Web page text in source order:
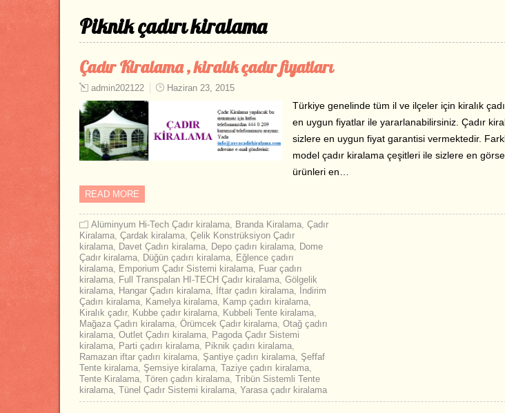
Piknik çadırı kiralama
Çadır Kiralama , kiralık çadır fiyatları
admin202122 Haziran 23, 2015
Türkiye genelinde tüm il ve ilçeler için kiralık
en uygun fiyatlar ile yararlanabilirsiniz. Çadır
sizlere en uygun fiyat garantisi vermektedir.
model çadır kiralama çeşitleri ile sizlere en
ürünleri en…
READ MORE
Alüminyum Hi-Tech Çadır kiralama, Branda Kiralama, Çadır
Kiralama, Çardak kiralama, Çelik Konstrüksiyon Çadır
kiralama, Davet Çadırı kiralama, Depo çadırı kiralama, Dome
Çadır kiralama, Düğün çadırı kiralama, Eğlence çadırı
kiralama, Emporium Çadır Sistemi kiralama, Fuar çadırı
kiralama, Full Transpalan HI-TECH Çadır kiralama, Gölgelik
kiralama, Hangar Çadırı kiralama, İftar çadırı kiralama,
İndirim
Çadırı kiralama, Kamelya kiralama, Kamp çadırı kiralama,
Kiralık çadır, Kubbe çadır kiralama, Kubbeli Tente kiralama,
Mağaza Çadırı kiralama, Örümcek Çadır kiralama, Otağ çadırı
kiralama, Outlet Çadırı kiralama, Pagoda Çadır Sistemi
kiralama, Parti çadırı kiralama, Piknik çadırı kiralama,
Ramazan iftar çadırı kiralama, Şantiye çadırı kiralama, Şeffaf
Tente kiralama, Şemsiye kiralama, Taziye çadırı kiralama,
Tente Kiralama, Tören çadırı kiralama, Tribün Sistemli Tente
kiralama, Tünel Çadır Sistemi kiralama, Yarasa çadır kiralama